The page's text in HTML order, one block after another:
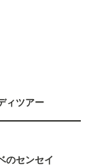
ィツアー
のセンセイ